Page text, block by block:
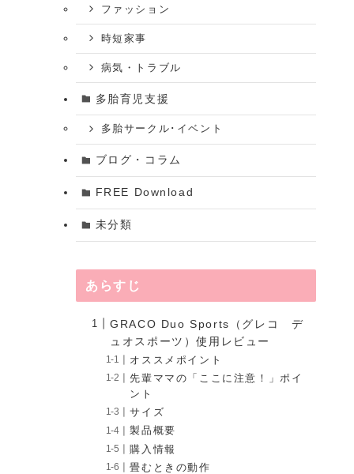
ファッション
時短家事
病気・トラブル
多胎育児支援
多胎サークル･イベント
ブログ・コラム
FREE Download
未分類
あらすじ
GRACO Duo Sports（グレコ デ
ュオスポーツ）使用レビュー
オススメポイント
先輩ママの「ここに注意！」ポイ
ント
サイズ
製品概要
購入情報
畳むときの動作